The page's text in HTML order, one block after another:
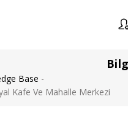
Base -
Kafe Ve Mahalle Merkezi